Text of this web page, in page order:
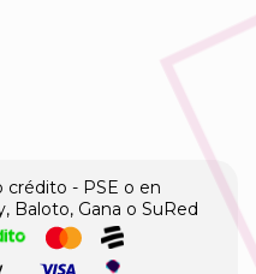
crédito - PSE o en
Baloto, Gana o SuRed